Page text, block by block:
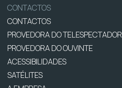
CONTACTOS
CONTACTOS
PROVEDORA DO TELESPECTADOR
PROVEDORA DO OUVINTE
ACESSIBILIDADES
SATÉLITES